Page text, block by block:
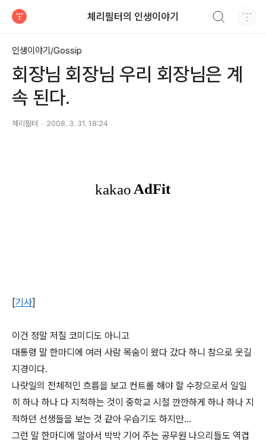
체리필터의 인생이야기
인생이야기/Gossip
회장님 회장님 우리 회장님은 계
속 된다.
체리필터 2008. 3. 31. 18:24
[기사]
이건 정말 저질 코미디도 아니고
대통령 말 한마디에 여러 사람 목숨이 왔다 갔다 하니 참으로 웃길
지경이다.
나랏일의 전체적인 흐름을 보고 컨트롤 해야 할 수장으로서 일일
히 하나 하나 다 지적하는 것이 중학교 시절 깐깐하게 하나 하나 지
적하던 선생들을 보는 것 같아 우습기도 하지만...
그런 말 한마디에 알아서 박박 기어 주는 공무원 나으리들도 역겹